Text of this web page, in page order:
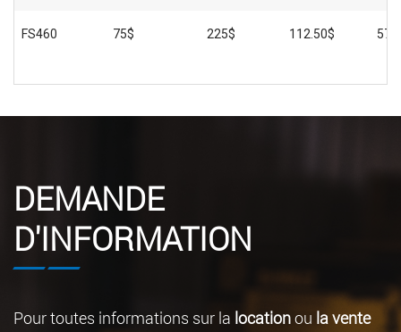
FS460 75$ 225$ 112.50$
DEMANDE
D'INFORMATION
Pour toutes informations sur la locationou la vente